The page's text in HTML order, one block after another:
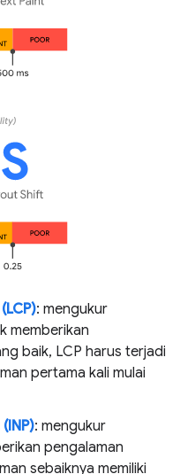
: mengukur
memberikan
baik, LCP harus terjadi
pertama kali mulai
: mengukur
pengalaman
sebaiknya memiliki